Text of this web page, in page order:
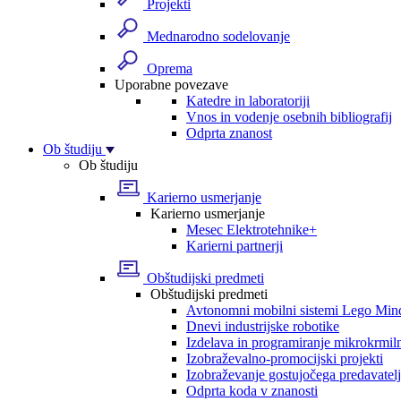
Projekti
Mednarodno sodelovanje
Oprema
Uporabne povezave
Katedre in laboratoriji
Vnos in vodenje osebnih bibliografij
Odprta znanost
Ob študiju
Ob študiju
Karierno usmerjanje
Karierno usmerjanje
Mesec Elektrotehnike+
Karierni partnerji
Obštudijski predmeti
Obštudijski predmeti
Avtonomni mobilni sistemi Lego
Dnevi industrijske robotike
Izdelava in programiranje
Izobraževalno-promocijski projekti
Izobraževanje gostujočega
Odprta koda v znanosti